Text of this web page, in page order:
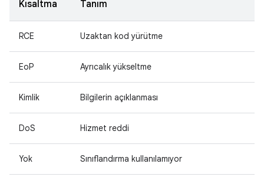
Kısaltma Tanım
RCE Uzaktan kod yürütme
EoP Ayrıcalık yükseltme
Kimlik Bilgilerin açıklanması
DoS Hizmet reddi
Yok Sınıflandırma kullanılamıyor